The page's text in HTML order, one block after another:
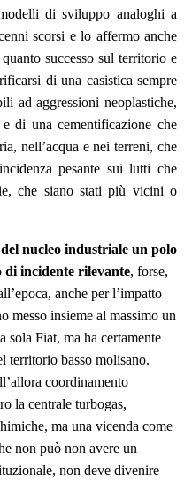
di sviluppo analoghi a
scorsi e lo affermo anche
successo sul territorio e
di una casistica sempre
ad aggressioni neoplastiche,
di una cementificazione che
nell’acqua e nei terreni, che
pesante sui lutti che
che siano stati più vicini o
nucleo industriale un polo
di incidente rilevante, forse,
anche per l’impatto
messo insieme al massimo un
sola Fiat, ma ha certamente
territorio basso molisano.
coordinamento
la centrale turbogas,
ma una vicenda come
non può non avere un
non deve divenire